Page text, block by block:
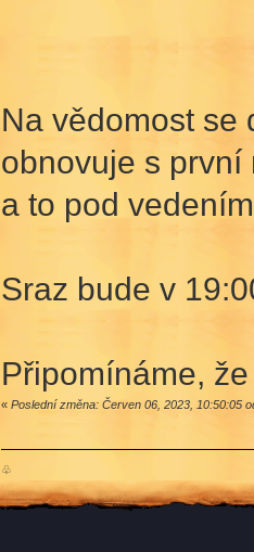
Na vědomost se
obnovuje s první
a to pod
Sraz bude v
Připomínáme,
« Poslední změna: Červen 06, 2023, 10:50:05
♧